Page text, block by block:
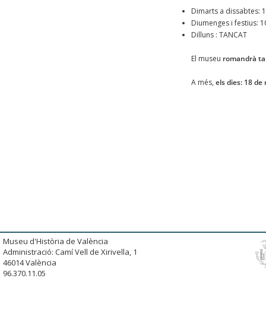
Dimarts a dissabtes:
Diumenges i festius:
Dilluns : TANCAT
El museu romandrà
A més, els dies: 18 de
Museu d'Història de València
Administració: Camí Vell de Xirivella, 1
46014 València
96.370.11.05